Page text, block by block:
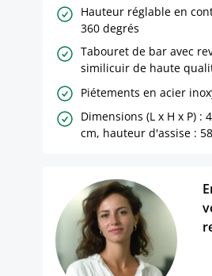
Hauteur réglable en
360 degrés
Tabouret de bar avec
similicuir de haute
Piétements en acier
Dimensions (L x H x P) :
cm, hauteur d'assise :